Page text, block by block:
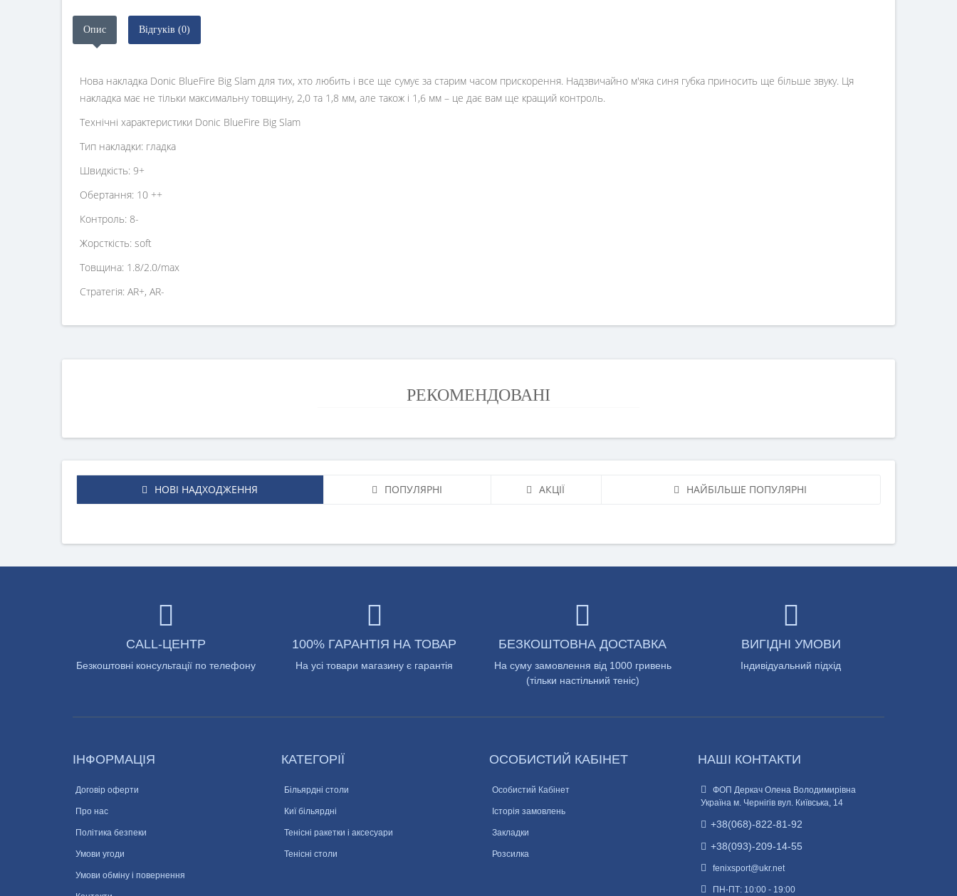
Опис Відгуків (0)
Нова накладка Donic BlueFire Big Slam для тих, хто любить і все ще сумує за старим часом прискорення. Надзвичайно м'яка синя губка приносить ще більше звуку. Ця
накладка має не тільки максимальну товщину, 2,0 та 1,8 мм, але також і 1,6 мм – це дає вам ще кращий контроль.
Технічні характеристики Donic BlueFire Big Slam
Тип накладки: гладка
Швидкість: 9+
Обертання: 10 ++
Контроль: 8-
Жорсткість: soft
Товщина: 1.8/2.0/max
Стратегія: AR+, AR-
РЕКОМЕНДОВАНІ
НОВІ НАДХОДЖЕННЯ ПОПУЛЯРНІ АКЦІЇ НАЙБІЛЬШЕ ПОПУЛЯРНІ
CALL-ЦЕНТР
Безкоштовні консультації по телефону
100% ГАРАНТІЯ НА ТОВАР
На усі товари магазину є гарантія
БЕЗКОШТОВНА ДОСТАВКА
На суму замовлення від 1000 гривень
(тільки настільний теніс)
ВИГІДНІ УМОВИ
Індивідуальний підхід
ІНФОРМАЦІЯ
Договір оферти
Про нас
Політика безпеки
Умови угоди
Умови обміну і повернення
КАТЕГОРІЇ
Більярдні столи
Киї більярдні
Тенісні ракетки і аксесуари
Тенісні столи
ОСОБИСТИЙ КАБІНЕТ
Особистий Кабінет
Історія замовлень
Закладки
Розсилка
НАШІ КОНТАКТИ
ФОП Деркач Олена Володимирівна
Україна м. Чернігів вул. Київська, 14
+38(068)-822-81-92
+38(093)-209-14-55
fenixsport@ukr.net
ПН-ПТ: 10:00 - 19:00